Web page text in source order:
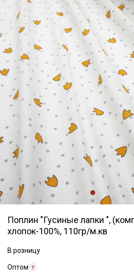
Поплин "Гусиные лапки ",
хлопок-100%, 110гр/м.кв
В розницу
Оптом